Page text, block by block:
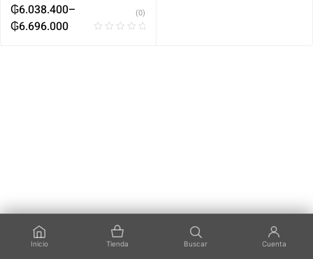
Inicio Tienda Buscar Cuenta
₲6.038.400–
₲6.696.000
(0)